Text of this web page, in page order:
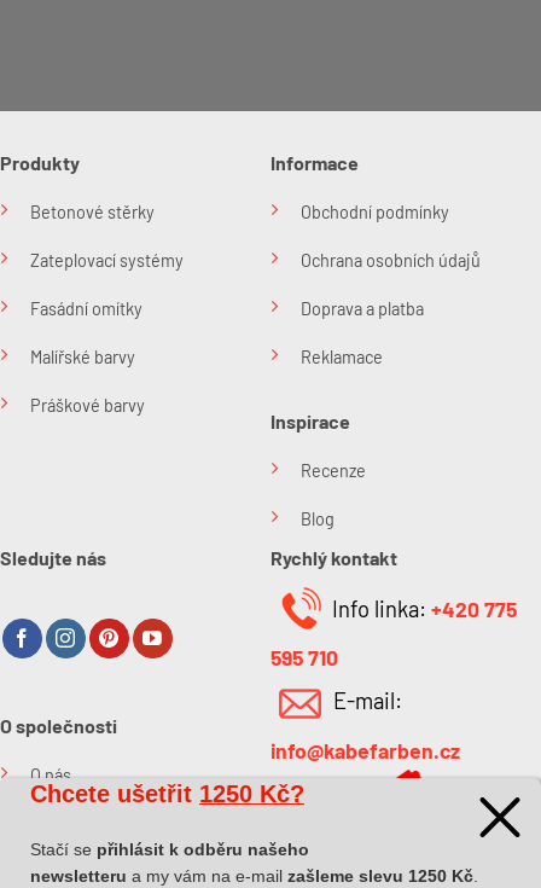
Produkty
Betonové stěrky
Zateplovací systémy
Fasádní omítky
Malířské barvy
Práškové barvy
Informace
Obchodní podmínky
Ochrana osobních údajů
Doprava a platba
Reklamace
Inspirace
Recenze
Blog
Sledujte nás
O společnosti
O nás
Rychlý kontakt
Info linka: +420 775
595 710
E-mail:
info@kabefarben.cz
Chcete ušetřit 1250 Kč?
Stačí se přihlásit k odběru našeho
newsletteru a my vám na e-mail zašleme slevu 1250 Kč